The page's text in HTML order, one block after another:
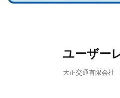
ユーザー
大正交通有限会社